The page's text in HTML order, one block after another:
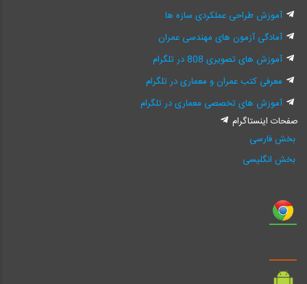
آموزش طراحی عملکردی سازه ها
آمادگی آزمون های مهندسی عمران
آموزش های تصویری 808 در تلگرام
معرفی کتب عمران و معماری در تلگرام
آموزش های تخصصی معماری در تلگرام
صفحات اینستاگرام
بخش فارسی
بخش انگلیسی